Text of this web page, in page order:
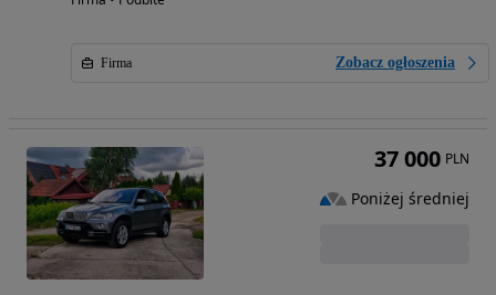
Firma Zobacz ogłoszenia
37 000 PLN
Poniżej średniej